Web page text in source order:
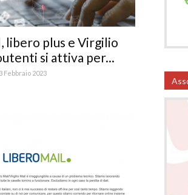
libero plus e Virgilio
si attiva per...
3 Febbraio 2023